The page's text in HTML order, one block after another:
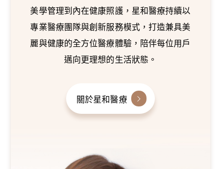
美學管理到內在健康照護，星和醫療持續以
專業醫療團隊與創新服務模式，打造兼具美
麗與健康的全方位醫療體驗，陪伴每位用戶
邁向更理想的生活狀態。
關於星和醫療